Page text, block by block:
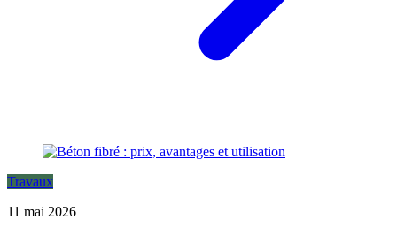
Travaux
11 mai 2026